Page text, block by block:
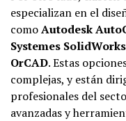
especializan en el
comoAutodesk
Systemes
OrCAD. Estas
complejas, y están
profesionales del
avanzadas y